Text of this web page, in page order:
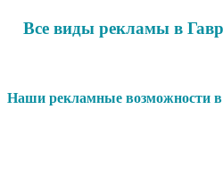
Все виды рекламы в
Наши рекламные возможности